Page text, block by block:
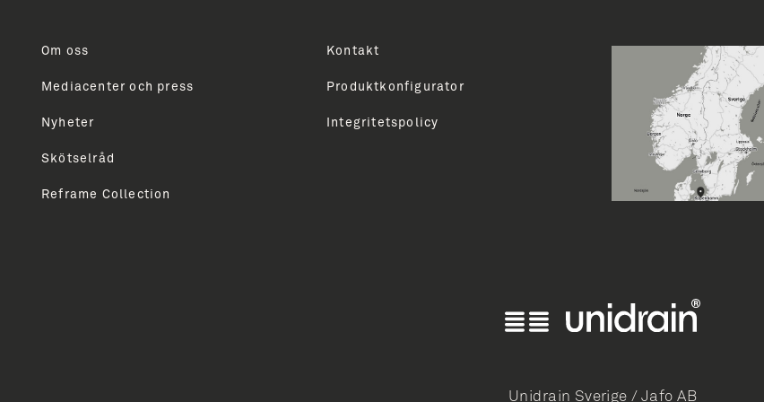
Modtager du ikke allerede vores nyhedsbrev, så skriv dig op her til at modtage
markedsføring vedrørende Unidrains produktsortiment via vores nyhedsbrev for
Om oss
Mediacenter och press
Nyheter
Skötselråd
Reframe Collection
Kontakt
Produktkonfigurator
Integritetspolicy
Unidrain Sverige / Jafo AB